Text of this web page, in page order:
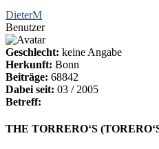
DieterM
Benutzer
Geschlecht: keine Angabe
Herkunft: Bonn
Beiträge: 68842
Dabei seit: 03 / 2005
Betreff:
THE TORRERO‘S